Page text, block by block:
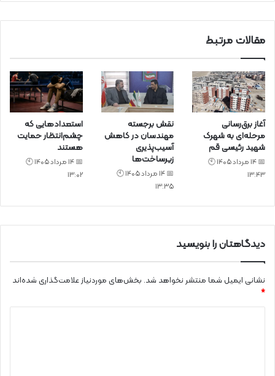
مقالات مرتبط
آغاز برق‌رسانی
مرحله‌ای به شهرک
شهید رئیسی قم
📅 14 مرداد 1405 🕙
13:43
نقش برجسته
مهندسان در کاهش
آسیب‌پذیری
زیرساخت‌ها
📅 14 مرداد 1405 🕙
13:35
استعدادهایی که
چشم‌انتظار حمایت
هستند
📅 14 مرداد 1405 🕙
13:02
دیدگاهتان را بنویسید
نشانی ایمیل شما منتشر نخواهد شد. بخش‌های موردنیاز علامت‌گذاری شده‌اند
*